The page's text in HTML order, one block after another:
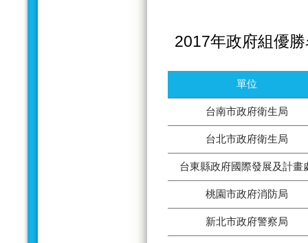
2017年政府組優
單位
台南市政府衛生局
台北市政府衛生局
台東縣政府國際發展及計畫
桃園市政府消防局
新北市政府警察局